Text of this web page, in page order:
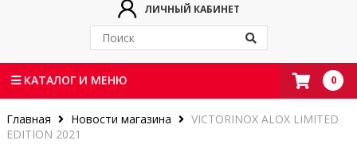
ЛИЧНЫЙ КАБИНЕТ
КАТАЛОГ И МЕНЮ 0
Главная Новости магазина
VICTORINOX ALOX LIMITED
EDITION 2021